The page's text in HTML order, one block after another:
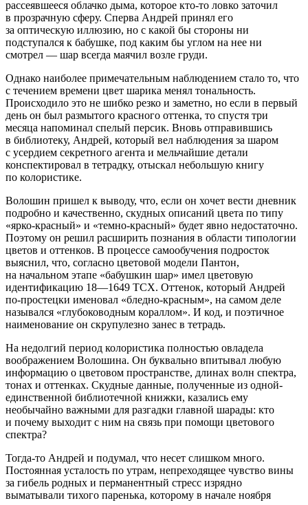
рассеявшееся облачко дыма, которое кто-то ловко заточил
в прозрачную сферу. Сперва Андрей принял его
за оптическую иллюзию, но с какой бы стороны ни
подступался к бабушке, под каким бы углом на нее ни
смотрел — шар всегда маячил возле груди.
Однако наиболее примечательным наблюдением стало то, что
с течением времени цвет шарика менял тональность.
Происходило это не шибко резко и заметно, но если в первый
день он был размытого красного оттенка, то спустя три
месяца напоминал спелый персик. Вновь отправившись
в библиотеку, Андрей, который вел наблюдения за шаром
с усердием секретного агента и мельчайшие детали
конспектировал в тетрадку, отыскал небольшую книгу
по колористике.
Волошин пришел к выводу, что, если он хочет вести дневник
подробно и качественно, скудных описаний цвета по типу
«ярко-красный» и «темно-красный» будет явно недостаточно.
Поэтому он решил расширить познания в области типологии
цветов и оттенков. В процессе самообучения подросток
выяснил, что, согласно цветовой модели Пантон,
на начальном этапе «бабушкин шар» имел цветовую
идентификацию 18—1649 TCX. Оттенок, который Андрей
по-простецки именовал «бледно-красным», на самом деле
назывался «глубоководным кораллом». И код, и поэтичное
наименование он скрупулезно занес в тетрадь.
На недолгий период колористика полностью овладела
воображением Волошина. Он буквально впитывал любую
информацию о цветовом пространстве, длинах волн спектра,
тонах и оттенках. Скудные данные, полученные из одной-
единственной библиотечной книжки, казались ему
необычайно важными для разгадки главной шарады: кто
и почему выходит с ним на связь при помощи цветового
спектра?
Тогда-то Андрей и подумал, что несет слишком много.
Постоянная усталость по утрам, непреходящее чувство вины
за гибель родных и перманентный стресс изрядно
выматывали тихого паренька, которому в начале ноября